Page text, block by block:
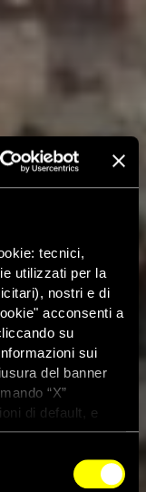
tecnici,
utilizzati per la
nostri e di
acconsenti a
su
sui
del banner
“X”
di default, e
con i cookie